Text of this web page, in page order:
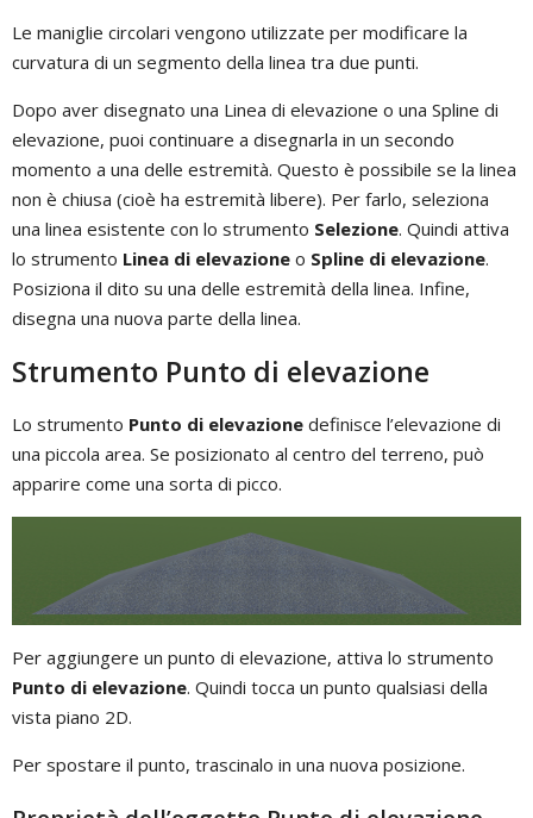
Le maniglie circolari vengono utilizzate per modificare la
curvatura di un segmento della linea tra due punti.
Dopo aver disegnato una Linea di elevazione o una Spline di
elevazione, puoi continuare a disegnarla in un secondo
momento a una delle estremità. Questo è possibile se la linea
non è chiusa (cioè ha estremità libere). Per farlo, seleziona
una linea esistente con lo strumento Selezione. Quindi attiva
lo strumento Linea di elevazione o Spline di elevazione.
Posiziona il dito su una delle estremità della linea. Infine,
disegna una nuova parte della linea.
Strumento Punto di elevazione
Lo strumento Punto di elevazione definisce l’elevazione di
una piccola area. Se posizionato al centro del terreno, può
apparire come una sorta di picco.
Per aggiungere un punto di elevazione, attiva lo strumento
Punto di elevazione. Quindi tocca un punto qualsiasi della
vista piano 2D.
Per spostare il punto, trascinalo in una nuova posizione.